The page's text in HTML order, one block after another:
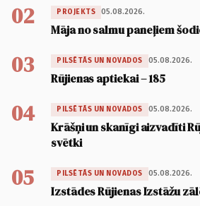
02 PROJEKTS 05.08.2026.
Māja no salmu paneļiem
03 PILSĒTĀS UN NOVADOS 05.08.2026.
Rūjienas aptiekai – 185
04 PILSĒTĀS UN NOVADOS 05.08.2026.
Krāšņi un skanīgi aizvadīti
svētki
05 PILSĒTĀS UN NOVADOS 05.08.2026.
Izstādes Rūjienas Izstāžu